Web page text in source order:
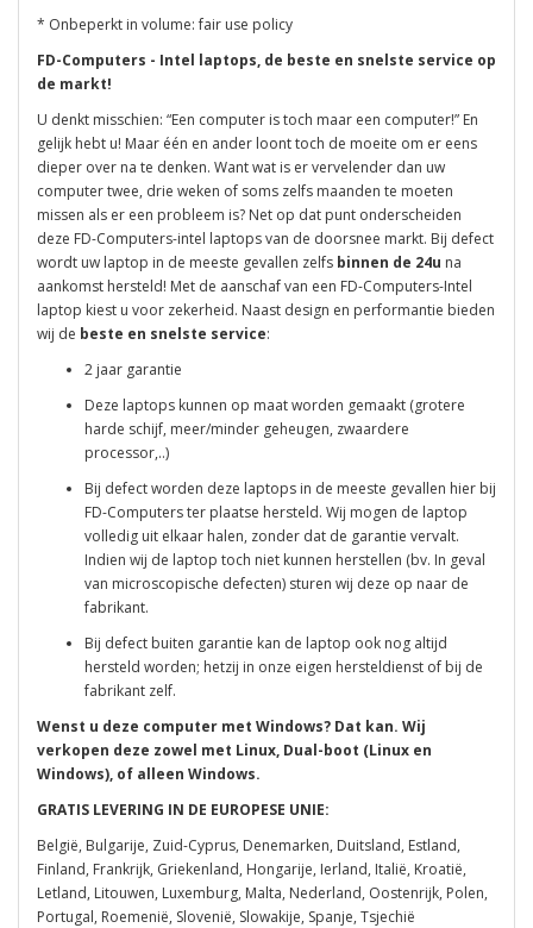
* Onbeperkt in volume: fair use policy
FD-Computers - Intel laptops, de beste en snelste service op
de markt!
U denkt misschien: “Een computer is toch maar een computer!” En
gelijk hebt u! Maar één en ander loont toch de moeite om er eens
dieper over na te denken. Want wat is er vervelender dan uw
computer twee, drie weken of soms zelfs maanden te moeten
missen als er een probleem is? Net op dat punt onderscheiden
deze FD-Computers-intel laptops van de doorsnee markt. Bij defect
wordt uw laptop in de meeste gevallen zelfs binnen de 24u na
aankomst hersteld! Met de aanschaf van een FD-Computers-Intel
laptop kiest u voor zekerheid. Naast design en performantie bieden
wij de beste en snelste service:
2 jaar garantie
Deze laptops kunnen op maat worden gemaakt (grotere
harde schijf, meer/minder geheugen, zwaardere
processor,..)
Bij defect worden deze laptops in de meeste gevallen hier bij
FD-Computers ter plaatse hersteld. Wij mogen de laptop
volledig uit elkaar halen, zonder dat de garantie vervalt.
Indien wij de laptop toch niet kunnen herstellen (bv. In geval
van microscopische defecten) sturen wij deze op naar de
fabrikant.
Bij defect buiten garantie kan de laptop ook nog altijd
hersteld worden; hetzij in onze eigen hersteldienst of bij de
fabrikant zelf.
Wenst u deze computer met Windows? Dat kan. Wij
verkopen deze zowel met Linux, Dual-boot (Linux en
Windows), of alleen Windows.
GRATIS LEVERING IN DE EUROPESE UNIE:
België, Bulgarije, Zuid-Cyprus, Denemarken, Duitsland, Estland,
Finland, Frankrijk, Griekenland, Hongarije, Ierland, Italië, Kroatië,
Letland, Litouwen, Luxemburg, Malta, Nederland, Oostenrijk, Polen,
Portugal, Roemenië, Slovenië, Slowakije, Spanje, Tsjechië